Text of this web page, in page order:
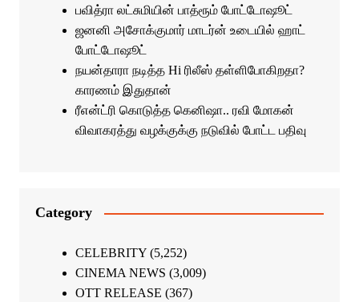
பவித்ரா லட்சுமியின் பாத்ரூம் போட்டோஷூட்
ஜனனி அசோக்குமார் மாடர்ன் உடையில் ஹாட்
போட்டோஷூட்
நயன்தாரா நடித்த Hi ரிலீஸ் தள்ளிபோகிறதா?
காரணம் இதுதான்
ரீஎன்ட்ரி கொடுத்த கெனிஷா.. ரவி மோகன்
விவாகரத்து வழக்குக்கு நடுவில் போட்ட பதிவு
Category
CELEBRITY(5,252)
CINEMA NEWS (3,009)
OTT RELEASE (367)